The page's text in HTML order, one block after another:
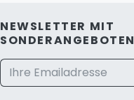
NEWSLETTER MIT
SONDERANGEBOTEN